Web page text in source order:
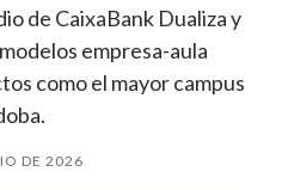
de CaixaBank Dualiza y
empresa-aula
como el mayor campus
DE 2026